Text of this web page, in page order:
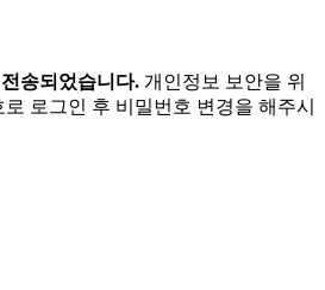
송되었습니다. 개인정보 보안을 위
로그인 후 비밀번호 변경을 해주시